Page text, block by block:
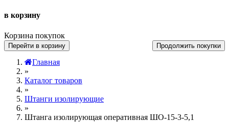
в корзину
Корзина покупок
Перейти в корзину Продолжить покупки
Главная
»
Каталог товаров
»
Штанги изолирующие
»
Штанга изолирующая оперативная ШО-15-3-5,1